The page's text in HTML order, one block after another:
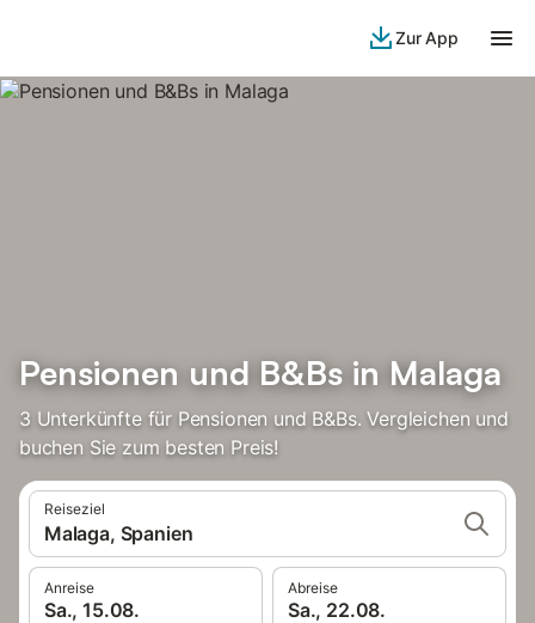
Zur App
Pensionen und B&Bs in Malaga
3 Unterkünfte für Pensionen und B&Bs. Vergleichen und
buchen Sie zum besten Preis!
Reiseziel
Malaga, Spanien
Anreise
Sa., 15.08.
Abreise
Sa., 22.08.